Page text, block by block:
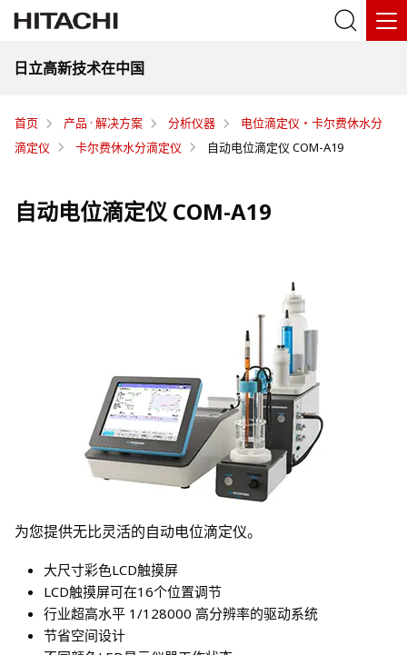
日立高新技术在中国
首页 产品 · 解决方案 分析仪器
电位滴定仪・卡尔费休水分
滴定仪
卡尔费休水分滴定仪 自动电位滴定仪 COM-A19
自动电位滴定仪 COM-A19
为您提供无比灵活的自动电位滴定仪。
大尺寸彩色LCD触摸屏
LCD触摸屏可在16个位置调节
行业超高水平 1/128000 高分辨率的驱动系统
节省空间设计